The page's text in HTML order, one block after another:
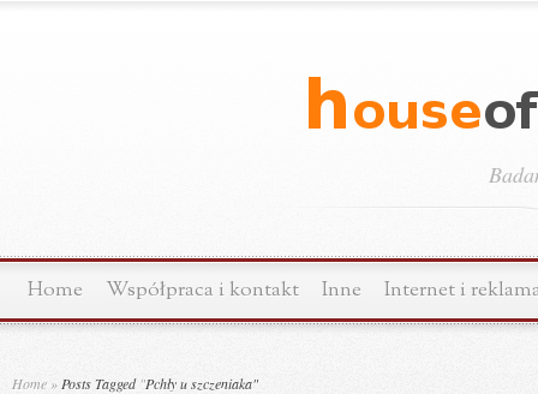
Home Współpraca i kontakt Inne Internet i
Home » Posts Tagged "Pchły u szczeniaka"